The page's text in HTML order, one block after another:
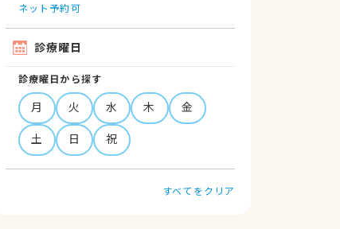
ネット予約可
診療曜日
診療曜日から探す
月 火 水 木
金
土
日 祝
すべてをクリア